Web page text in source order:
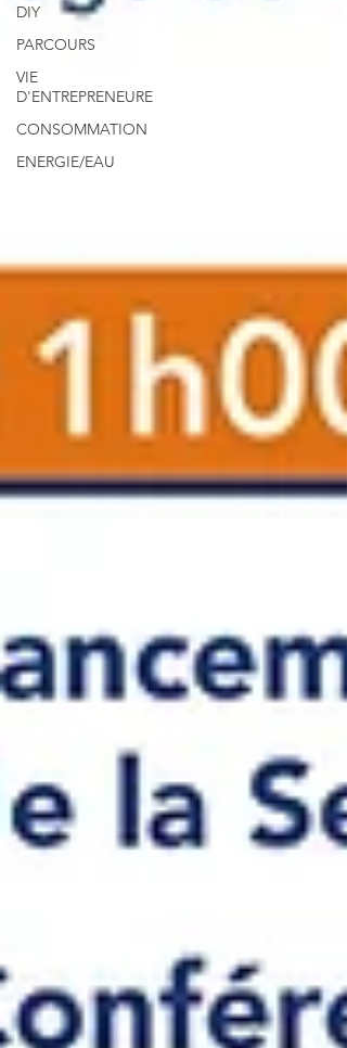
DIY
PARCOURS
VIE
D'ENTREPRENEURE
CONSOMMATION
ENERGIE/EAU